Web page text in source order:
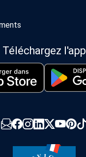
Téléchargez l'app